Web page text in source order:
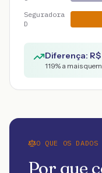
Seguradora
D
Diferença: R$
119% a mais
O QUE OS DADOS
Por que